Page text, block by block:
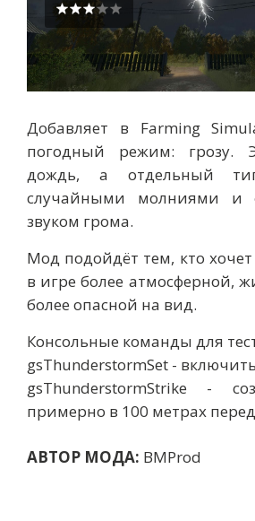
Добавляет в Farming
погодный режим: грозу.
дождь, а отдельный
случайными молниями и
звуком грома.
Мод подойдёт тем, кто хочет
в игре более атмосферной,
более опасной на вид.
Консольные команды для
gsThunderstormSet -
gsThunderstormStrike -
примерно в 100 метрах
АВТОР МОДА: BMProd